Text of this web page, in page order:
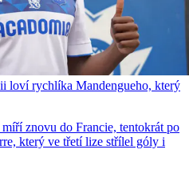
loví rychlíka Mandengueho, který
znovu do Francie, tentokrát po
který ve třetí lize střílel góly i